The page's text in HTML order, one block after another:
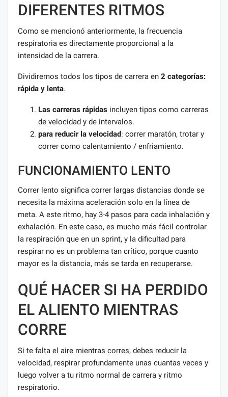
DIFERENTES RITMOS
Como se mencionó anteriormente, la frecuencia
respiratoria es directamente proporcional a la
intensidad de la carrera.
Dividiremos todos los tipos de carrera en 2 categorías:
rápida y lenta.
Las carreras rápidas incluyen tipos como carreras
de velocidad y de intervalos.
para reducir la velocidad: correr maratón, trotar y
correr como calentamiento / enfriamiento.
FUNCIONAMIENTO LENTO
Correr lento significa correr largas distancias donde se
necesita la máxima aceleración solo en la línea de
meta. A este ritmo, hay 3-4 pasos para cada inhalación y
exhalación. En este caso, es mucho más fácil controlar
la respiración que en un sprint, y la dificultad para
respirar no es un problema tan crítico, porque cuanto
mayor es la distancia, más se tarda en recuperarse.
QUÉ HACER SI HA PERDIDO
EL ALIENTO MIENTRAS
CORRE
Si te falta el aire mientras corres, debes reducir la
velocidad, respirar profundamente unas cuantas veces y
luego volver a tu ritmo normal de carrera y ritmo
respiratorio.